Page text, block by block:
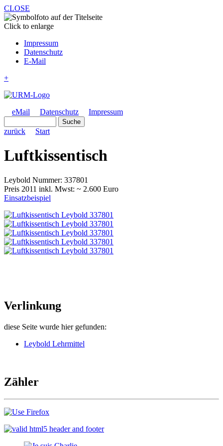
CLOSE
Click to enlarge
Impressum
Datenschutz
E-Mail
+
eMail Datenschutz Impressum
zurück Start
Luftkissentisch
Leybold Nummer: 337801
Preis 2011 inkl. Mwst: ~ 2.600 Euro
Einsatzbeispiel
Verlinkung
diese Seite wurde hier gefunden:
Leybold Lehrmittel
Zähler